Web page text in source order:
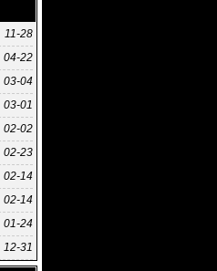
11-28
04-22
03-04
03-01
02-02
02-23
02-14
02-14
01-24
12-31